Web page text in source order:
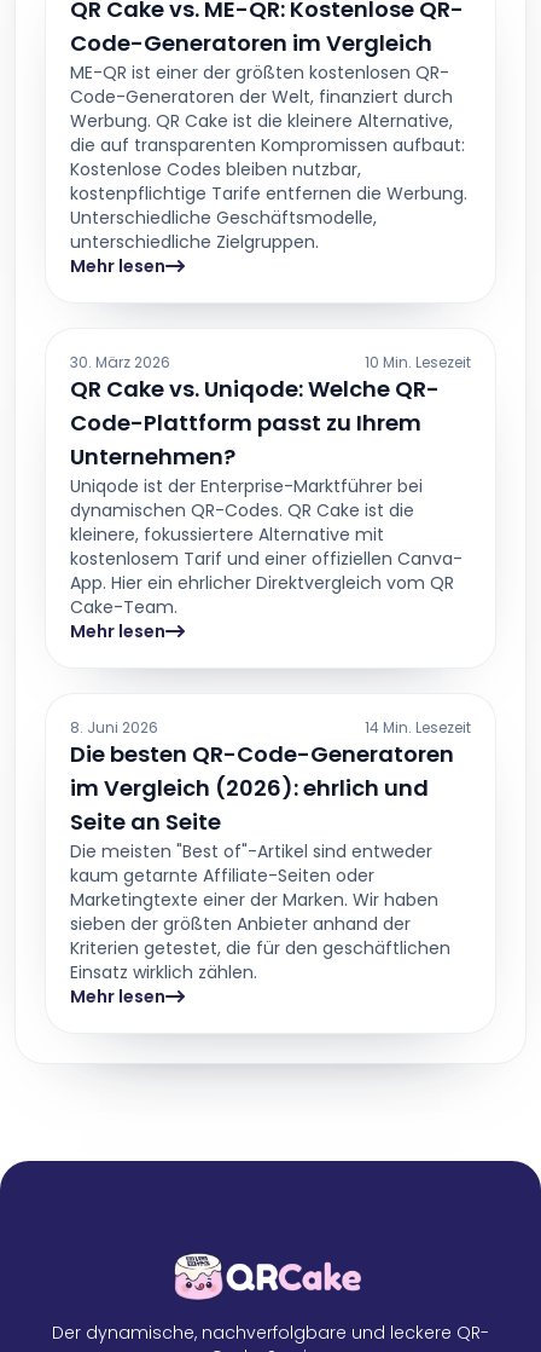
QR Cake vs. ME-QR: Kostenlose QR-
Code-Generatoren im Vergleich
ME-QR ist einer der größten kostenlosen QR-
Code-Generatoren der Welt, finanziert durch
Werbung. QR Cake ist die kleinere Alternative,
die auf transparenten Kompromissen aufbaut:
Kostenlose Codes bleiben nutzbar,
kostenpflichtige Tarife entfernen die Werbung.
Unterschiedliche Geschäftsmodelle,
unterschiedliche Zielgruppen.
Mehr lesen
30. März 2026 10 Min. Lesezeit
QR Cake vs. Uniqode: Welche QR-
Code-Plattform passt zu Ihrem
Unternehmen?
Uniqode ist der Enterprise-Marktführer bei
dynamischen QR-Codes. QR Cake ist die
kleinere, fokussiertere Alternative mit
kostenlosem Tarif und einer offiziellen Canva-
App. Hier ein ehrlicher Direktvergleich vom QR
Cake-Team.
Mehr lesen
8. Juni 2026 14 Min. Lesezeit
Die besten QR-Code-Generatoren
im Vergleich (2026): ehrlich und
Seite an Seite
Die meisten "Best of"-Artikel sind entweder
kaum getarnte Affiliate-Seiten oder
Marketingtexte einer der Marken. Wir haben
sieben der größten Anbieter anhand der
Kriterien getestet, die für den geschäftlichen
Einsatz wirklich zählen.
Mehr lesen
Der dynamische, nachverfolgbare und leckere QR-